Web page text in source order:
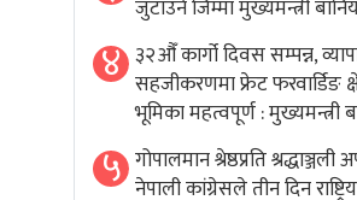
जुटाउने जिम्मा मुख्यमन्त्री
४ ३२औँ कार्गो दिवस सम्पन्न,
सहजीकरणमा फ्रेट फरवार्डिङ
भूमिका महत्वपूर्ण : मुख्यमन्त्री
५ गोपालमान श्रेष्ठप्रति श्रद्धाञ्जली
नेपाली कांग्रेसले तीन दिन